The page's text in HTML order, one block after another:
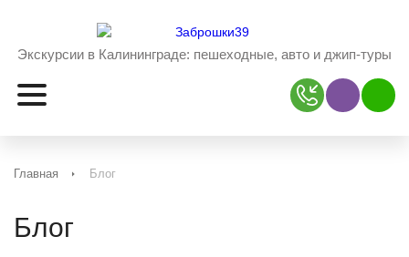
Экскурсии в Калининграде: пешеходные, авто и джип-туры
Наш ViberНаш
Главная Блог
Блог